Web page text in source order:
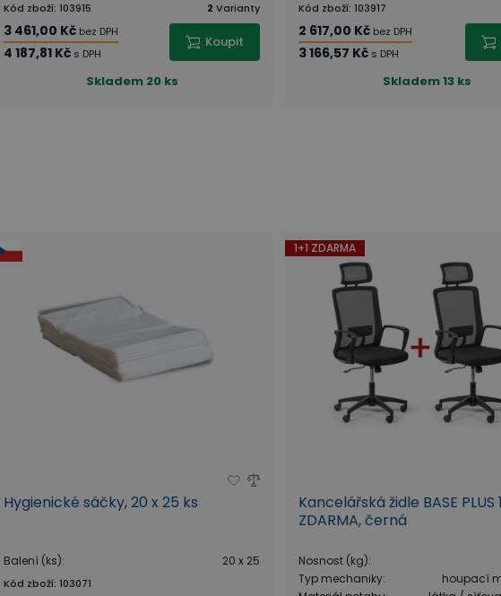
Kód zboží:103915 2 Varianty
3 461,00 Kč bez DPH
4 187,81 Kč s DPH
Koupit
Skladem 20 ks
Kód zboží:103917
2 617,00 Kč bez DPH
3 166,57 Kč s DPH
Skladem13 ks
Hygienické sáčky, 20 x 25 ks
Balení (ks): 20 x 25
Kód zboží:103071
1+1 ZDARMA
Kancelářská židle BASE PLUS
ZDARMA, černá
Nosnost (kg):
Typ mechaniky:
houpací